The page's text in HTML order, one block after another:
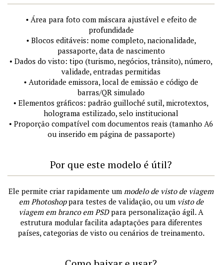
• Área para foto com máscara ajustável e efeito de
profundidade
• Blocos editáveis: nome completo, nacionalidade,
passaporte, data de nascimento
• Dados do visto: tipo (turismo, negócios, trânsito), número,
validade, entradas permitidas
• Autoridade emissora, local de emissão e código de
barras/QR simulado
• Elementos gráficos: padrão guilloché sutil, microtextos,
holograma estilizado, selo institucional
• Proporção compatível com documentos reais (tamanho A6
ou inserido em página de passaporte)
Por que este modelo é útil?
Ele permite criar rapidamente um modelo de visto de viagem
em Photoshoppara testes de validação, ou um visto de
viagem em branco em PSDpara personalização ágil. A
estrutura modular facilita adaptações para diferentes
países, categorias de visto ou cenários de treinamento.